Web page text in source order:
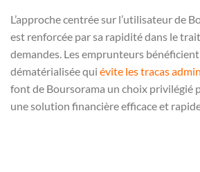
L’approche centrée sur l’utilisateur de
est renforcée par sa rapidité dans le
demandes. Les emprunteurs
dématérialisée qui évite les tracas
font de Boursorama un choix privilégié
une solution financière efficace et